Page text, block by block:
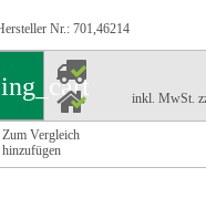
Nr.: 701,46214
inkl. MwSt.
Zum Vergleich
hinzufügen